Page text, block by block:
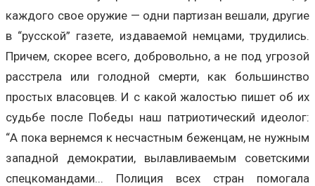
каждого свое оружие — одни партизан вешали, другие
в “русской” газете, издаваемой немцами, трудились.
Причем, скорее всего, добровольно, а не под угрозой
расстрела или голодной смерти, как большинство
простых власовцев. И с какой жалостью пишет об их
судьбе после Победы наш патриотический идеолог:
“А пока вернемся к несчастным беженцам, не нужным
западной демократии, вылавливаемым советскими
спецкомандами... Полиция всех стран помогала